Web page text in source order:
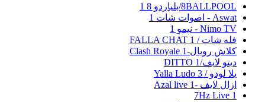
8BALLPOOL/بلياردو 8
1
Aswat - اصوات شات
1
Nimo TV - نيمو
1
فله شات / FALLA CHAT 1
كلاش رويال-Clash Royale1
ديتو لايف/DITTO1
يلا لودو / Yalla Ludo 3
ازال لايف -Azal live1
7Hz Live 1